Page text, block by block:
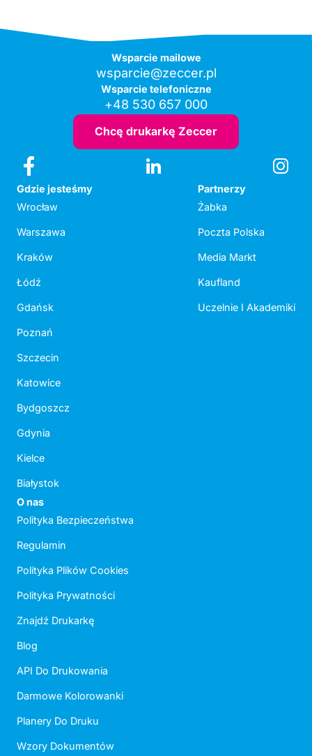
Wsparcie mailowe
wsparcie@zeccer.pl
Wsparcie telefoniczne
+48 530 657 000
Chcę drukarkę Zeccer
Gdzie jesteśmy
Wrocław
Warszawa
Kraków
Łódź
Gdańsk
Poznań
Szczecin
Katowice
Bydgoszcz
Gdynia
Kielce
Białystok
Partnerzy
Żabka
Poczta Polska
Media Markt
Kaufland
Uczelnie I Akademiki
O nas
Polityka Bezpieczeństwa
Regulamin
Polityka Plików Cookies
Polityka Prywatności
Znajdź Drukarkę
Blog
API Do Drukowania
Darmowe Kolorowanki
Planery Do Druku
Wzory Dokumentów